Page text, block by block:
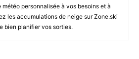
personnalisée à vos besoins et à
les accumulations de neige sur Zone.ski
bien planifier vos sorties.